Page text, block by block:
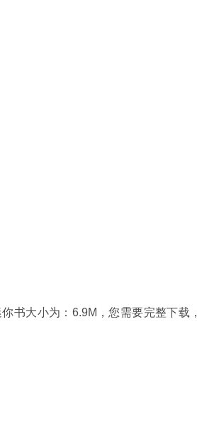
书大小为：6.9M，您需要完整下载，